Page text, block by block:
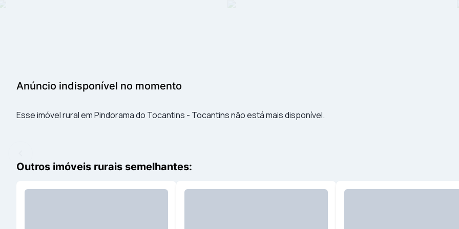
Anúncio indisponível no momento
Esse imóvel rural em Pindorama do Tocantins - Tocantins não está mais disponível.
Outros imóveis rurais semelhantes: